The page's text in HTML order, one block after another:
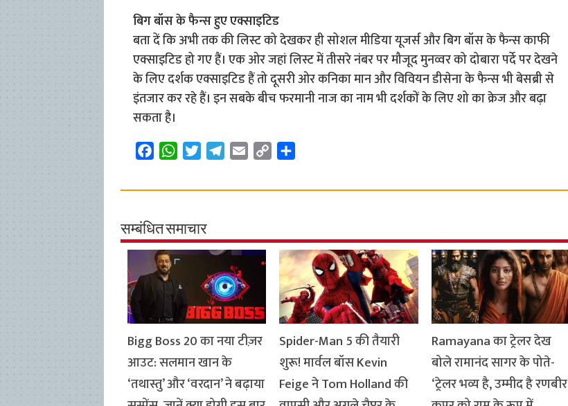
बिग बॉस के फैन्स हुए एक्साइटिड
बता दें कि अभी तक की लिस्ट को देखकर ही सोशल मीडिया यूजर्स और बिग बॉस के फैन्स काफी
एक्साइटिड हो गए हैं। एक ओर जहां लिस्ट में तीसरे नंबर पर मौजूद मुनव्वर को दोबारा पर्दे पर देखने
के लिए दर्शक एक्साइटिड हैं तो दूसरी ओर कनिका मान और विवियन डीसेना के फैन्स भी बेसब्री से
इंतजार कर रहे हैं। इन सबके बीच फरमानी नाज का नाम भी दर्शकों के लिए शो का क्रेज और बढ़ा
सकता है।
c
b
o
o
k
W
a
s
A
p
i
t
e
r
l
r
a
m
a
p
i
a
सम्बंधित समाचार
Bigg Boss 20 का नया टीज़र
आउट: सलमान खान के
‘तथास्तु’ और ‘वरदान’ ने बढ़ाया
Spider-Man 5 की तैयारी
शुरू! मार्वल बॉस Kevin
Feige ने Tom Holland की
Ramayana का ट्रेलर देख
बोले रामानंद सागर के पोते-
‘ट्रेलर भव्य है, उम्मीद है रणबीर